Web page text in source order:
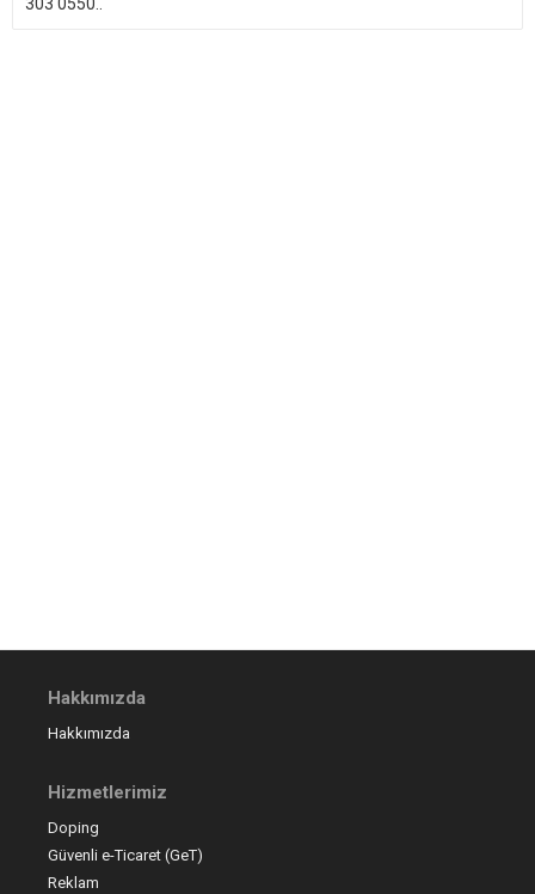
303 0550..
Hakkımızda
Hakkımızda
Hizmetlerimiz
Doping
Güvenli e-Ticaret (GeT)
Reklam